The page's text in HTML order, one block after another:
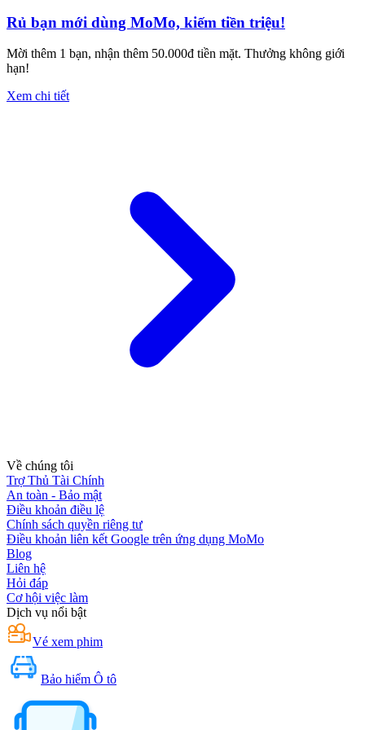
Rủ bạn mới dùng MoMo, kiếm tiền triệu!
Mời thêm 1 bạn, nhận thêm 50.000đ tiền mặt. Thưởng không giới
hạn!
Xem chi tiết
Về chúng tôi
Trợ Thủ Tài Chính
An toàn - Bảo mật
Điều khoản điều lệ
Chính sách quyền riêng tư
Điều khoản liên kết Google trên ứng dụng MoMo
Blog
Liên hệ
Hỏi đáp
Cơ hội việc làm
Dịch vụ nổi bật
Vé xem phim
Bảo hiểm Ô tô